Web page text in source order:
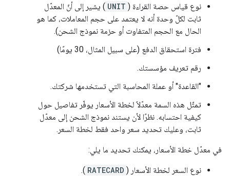
نوع قياس حصة القراءة ( UNIT ) يشير إلى أنّ المعدّل
ثابت لكلّ وحدة أنه لا يعتمد على حجم المعاملات، كما هو
الحال مع الحجم المتفاوت أو حزمة نموذج الشحن).
فترة استحقاق الدفع (على سبيل المثال، 30 يومًا)
رقم تعريف مؤسستك.
"القاعدة" أو عملة المحاسبة التي تستخدمها شركتك.
تمثّل هذه السمة معدّلاً لخطة الأسعار يوفّر تفاصيل حول
كيفية احتسابه. نظرًا لأن يستند نموذج الشحن إلى معدّل
ثابت، وعليك تحديد سعر واحد فقط لخطة السعر.
في معدّل خطة الأسعار، يمكنك تحديد ما يلي:
نوع السعر لخطة الأسعار ( RATECARD
).